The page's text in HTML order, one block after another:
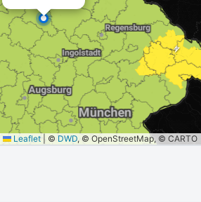
Leaflet © DWD, © OpenStreetMap, © CARTO